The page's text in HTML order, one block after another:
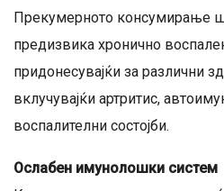
Прекумерното консумирање
предизвика хронично
придонесувајќи за различни
вклучувајќи артритис,
воспалителни состојби.
Ослабен имунолошки систем